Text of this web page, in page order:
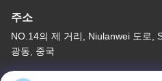
주소
NO.14의 제 거리, Niulanwei 도로,
광동, 중국
전화